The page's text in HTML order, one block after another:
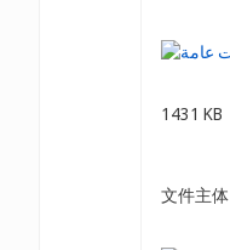
1431 KB
文件主体